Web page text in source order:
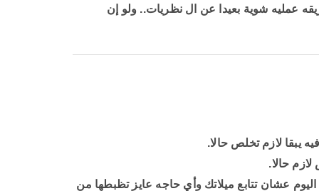
عمليه شوية بعيدا عن ال نظريات.. ولو إن
حالا.
عشان تتابع ميلاتك وأي حاجه عايز تظبطها من